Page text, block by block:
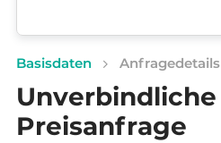
Basisdaten Anfragedetails
Unverbindliche
Preisanfrage